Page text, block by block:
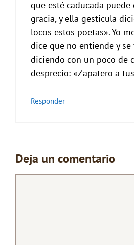
que esté caducada
gracia, y ella gesticula
locos estos poetas». Yo
dice que no entiende y se
diciendo con un poco de
desprecio: «Zapatero a
Responder
Deja un comentario